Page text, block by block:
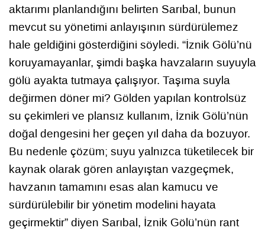
aktarımı planlandığını belirten Sarıbal, bunun
mevcut su yönetimi anlayışının sürdürülemez
hale geldiğini gösterdiğini söyledi. “İznik Gölü’nü
koruyamayanlar, şimdi başka havzaların suyuyla
gölü ayakta tutmaya çalışıyor. Taşıma suyla
değirmen döner mi? Gölden yapılan kontrolsüz
su çekimleri ve plansız kullanım, İznik Gölü’nün
doğal dengesini her geçen yıl daha da bozuyor.
Bu nedenle çözüm; suyu yalnızca tüketilecek bir
kaynak olarak gören anlayıştan vazgeçmek,
havzanın tamamını esas alan kamucu ve
sürdürülebilir bir yönetim modelini hayata
geçirmektir” diyen Sarıbal, İznik Gölü’nün rant